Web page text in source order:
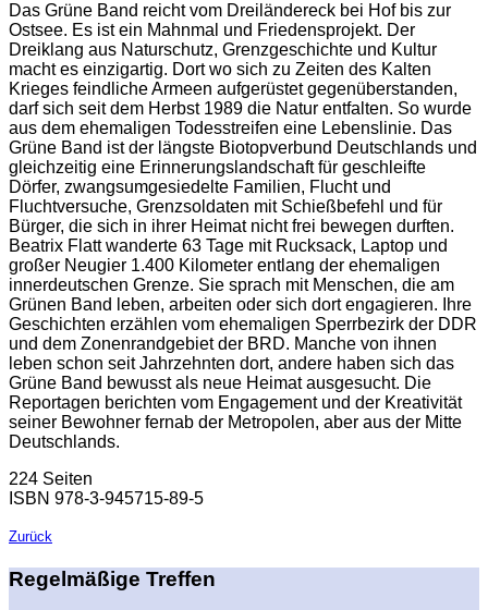
Das Grüne Band reicht vom Dreiländereck bei Hof bis zur
Ostsee. Es ist ein Mahnmal und Friedensprojekt. Der
Dreiklang aus Naturschutz, Grenzgeschichte und Kultur
macht es einzigartig. Dort wo sich zu Zeiten des Kalten
Krieges feindliche Armeen aufgerüstet gegenüberstanden,
darf sich seit dem Herbst 1989 die Natur entfalten. So wurde
aus dem ehemaligen Todesstreifen eine Lebenslinie. Das
Grüne Band ist der längste Biotopverbund Deutschlands und
gleichzeitig eine Erinnerungslandschaft für geschleifte
Dörfer, zwangsumgesiedelte Familien, Flucht und
Fluchtversuche, Grenzsoldaten mit Schießbefehl und für
Bürger, die sich in ihrer Heimat nicht frei bewegen durften.
Beatrix Flatt wanderte 63 Tage mit Rucksack, Laptop und
großer Neugier 1.400 Kilometer entlang der ehemaligen
innerdeutschen Grenze. Sie sprach mit Menschen, die am
Grünen Band leben, arbeiten oder sich dort engagieren. Ihre
Geschichten erzählen vom ehemaligen Sperrbezirk der DDR
und dem Zonenrandgebiet der BRD. Manche von ihnen
leben schon seit Jahrzehnten dort, andere haben sich das
Grüne Band bewusst als neue Heimat ausgesucht. Die
Reportagen berichten vom Engagement und der Kreativität
seiner Bewohner fernab der Metropolen, aber aus der Mitte
Deutschlands.
224 Seiten
ISBN 978-3-945715-89-5
Zurück
Regelmäßige Treffen